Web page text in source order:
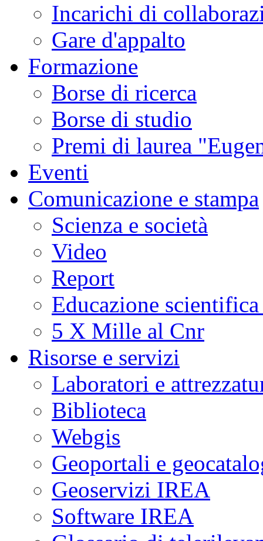
Incarichi di
Gare d'appalto
Formazione
Borse di ricerca
Borse di studio
Premi di laurea
Eventi
Comunicazione e stampa
Scienza e società
Video
Report
Educazione
5 X Mille al Cnr
Risorse e servizi
Laboratori e
Biblioteca
Webgis
Geoportali e
Geoservizi IREA
Software IREA